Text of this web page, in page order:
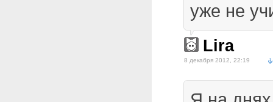
уже не
Lira
8 декабря 2012, 22:19